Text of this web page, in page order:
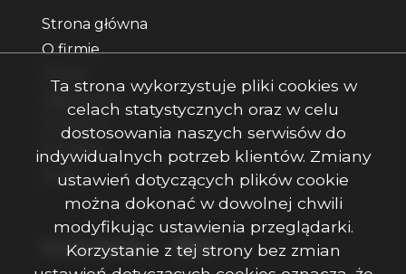
Strona główna
O firmie
Zgłoszenia
Ulubione
Kontakt
Rodo
Social Media Facebook
Facebook
Facebook
Ta strona wykorzystuje pliki cookies w
celach statystycznych oraz w celu
dostosowania naszych serwisów do
indywidualnych potrzeb klientów. Zmiany
ustawień dotyczących plików cookie
można dokonać w dowolnej chwili
modyfikując ustawienia przeglądarki.
Korzystanie z tej strony bez zmian